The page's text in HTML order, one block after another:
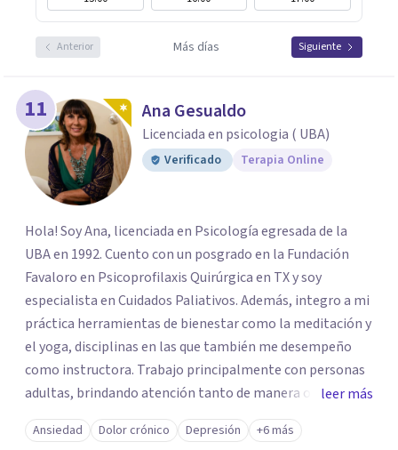
Anterior Más días Siguiente
11 Ana Gesualdo
Licenciada en psicologia ( UBA)
Verificado Terapia Online
Hola! Soy Ana, licenciada en Psicología egresada de la
UBA en 1992. Cuento con un posgrado en la Fundación
Favaloro en Psicoprofilaxis Quirúrgica en TX y soy
especialista en Cuidados Paliativos. Además, integro a mi
práctica herramientas de bienestar como la meditación y
el yoga, disciplinas en las que también me desempeño
como instructora. Trabajo principalmente con personas
adultas, brindando atención tanto de manera online
como en el consultorio, adaptándome a las necesidades
de cada paciente. Acompaño procesos vinculados a la
leer más
Ansiedad Dolor crónico Depresión +6 más